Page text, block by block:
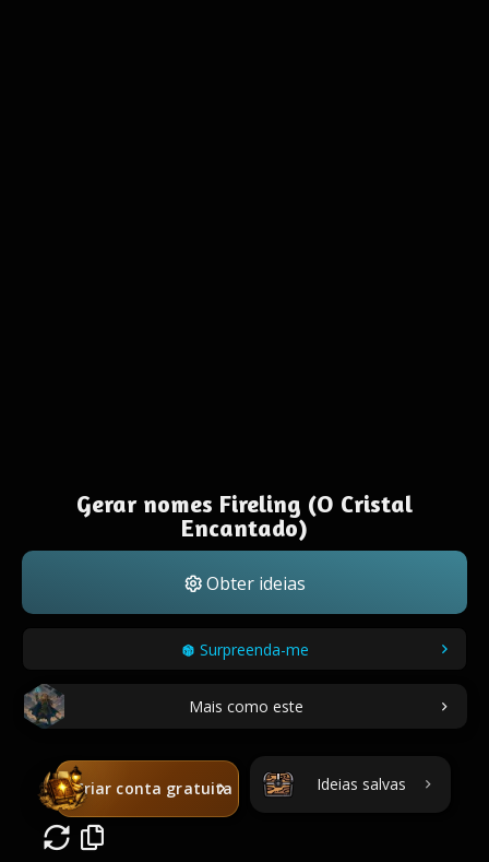
Gerar nomes Fireling (O Cristal
Encantado)
Obter ideias
Surpreenda-me
Mais como este
Criar conta gratuita Ideias salvas